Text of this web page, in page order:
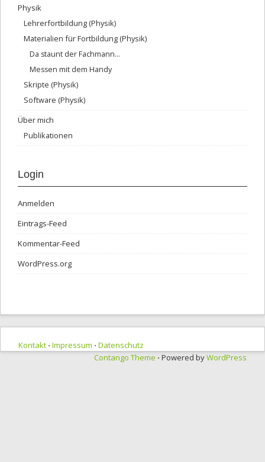
Physik
Lehrerfortbildung (Physik)
Materialien für Fortbildung (Physik)
Da staunt der Fachmann…
Messen mit dem Handy
Skripte (Physik)
Software (Physik)
Über mich
Publikationen
Login
Anmelden
Eintrags-Feed
Kommentar-Feed
WordPress.org
Kontakt ⋅ Impressum ⋅ Datenschutz
Contango Theme ⋅ Powered byWordPress